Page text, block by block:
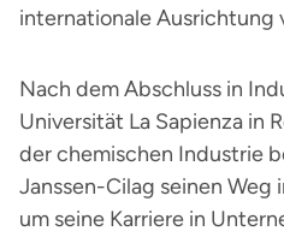
internationale Ausrichtung
Nach dem Abschluss in
Universität La Sapienza in
der chemischen Industrie
Janssen-Cilag seinen Weg
um seine Karriere in